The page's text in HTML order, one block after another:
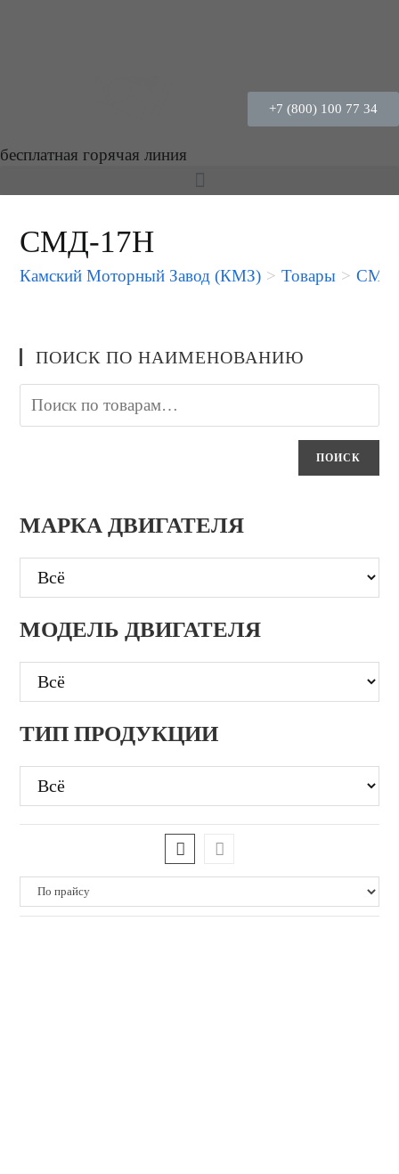
+7 (800) 100 77 34
бесплатная горячая линия
СМД-17Н
Камский Моторный Завод (КМЗ) > Товары >
ПОИСК ПО НАИМЕНОВАНИЮ
ПОИСК
МАРКА ДВИГАТЕЛЯ
МОДЕЛЬ ДВИГАТЕЛЯ
ТИП ПРОДУКЦИИ